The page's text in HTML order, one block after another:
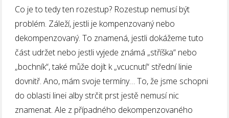
Co je to tedy ten rozestup? Rozestup nemusí být
problém. Záleží, jestli je kompenzovaný nebo
dekompenzovaný. To znamená, jestli dokážeme tuto
část udržet nebo jestli vyjede známá „stříška“ nebo
„bochník“, také může dojít k „vcucnutí“ střední linie
dovnitř. Ano, mám svoje termíny… To, že jsme schopni
do oblasti linei alby strčit prst jestě nemusí nic
znamenat. Ale z případného dekompenzovaného